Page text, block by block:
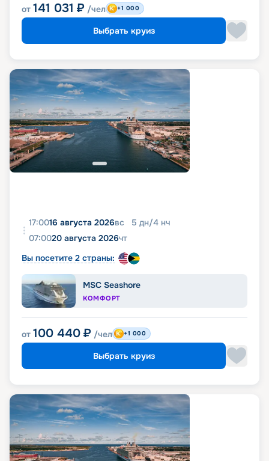
от 141 031 ₽ /чел +1 000
Выбрать круиз
17:0016 августа 2026вс 5 дн/4 нч
07:0020 августа 2026чт
Вы посетите 2 страны:
MSC Seashore
КОМФОРТ
от 100 440 ₽ /чел +1 000
Выбрать круиз